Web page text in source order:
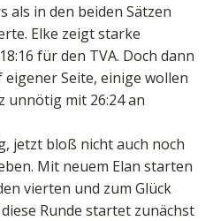
als in den beiden Sätzen
Elke zeigt starke
für den TVA. Doch dann
Seite, einige wollen
unnötig mit 26:24 an
jetzt bloß nicht auch noch
Mit neuem Elan starten
vierten und zum Glück
Runde startet zunächst